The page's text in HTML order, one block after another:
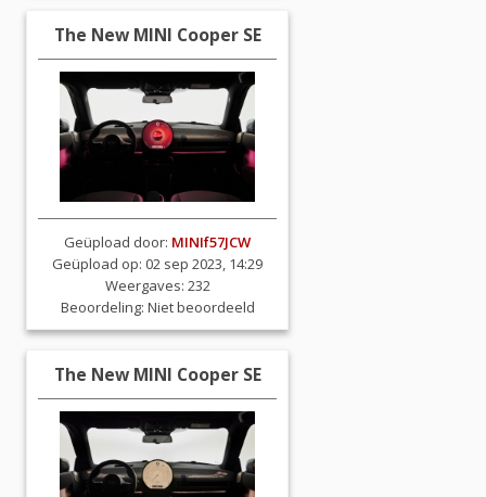
The New MINI Cooper SE
Geüpload door: MINIf57JCW
Geüpload op: 02 sep 2023, 14:29
Weergaves: 232
Beoordeling: Niet beoordeeld
The New MINI Cooper SE